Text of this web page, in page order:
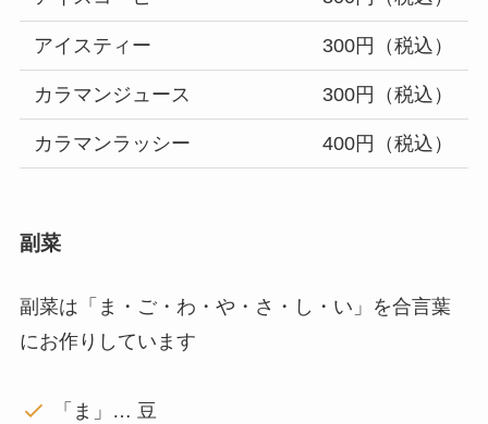
アイスティー 300円（税込）
カラマンジュース 300円（税込）
カラマンラッシー 400円（税込）
副菜
副菜は「ま・ご・わ・や・さ・し・い」を合言葉
にお作りしています
「ま」… 豆